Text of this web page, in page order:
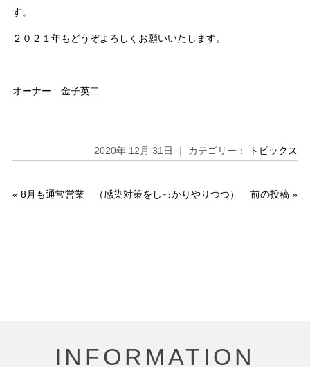
す。
２０２１年もどうぞよろしくお願いいたします。
オーナー 金子英二
2020年 12月 31日 ｜ カテゴリー： トピックス
« 8月も通常営業 （感染対策をしっかりやりつつ） 前の投稿 »
INFORMATION